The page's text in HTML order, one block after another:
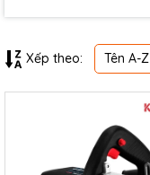
Xếp theo: Tên A-Z